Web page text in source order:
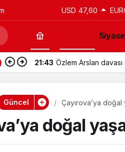
USD 47,60
21:43 Utku Caner Çaykara
Güncel Çayırova’ya doğal
doğal